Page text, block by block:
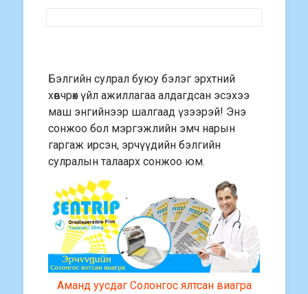
Бэлгийн сулрал буюу бэлэг эрхтний
хөвчрөх үйл ажиллагаа алдагдсан эсэхээ
маш энгийнээр шалгаад үзээрэй! Энэ
сонжоо бол мэргэжлийн эмч нарын
гаргаж ирсэн, эрчүүдийн бэлгийн
сулралын талаарх сонжоо юм.
Аманд уусдаг Солонгос ялтсан виагра